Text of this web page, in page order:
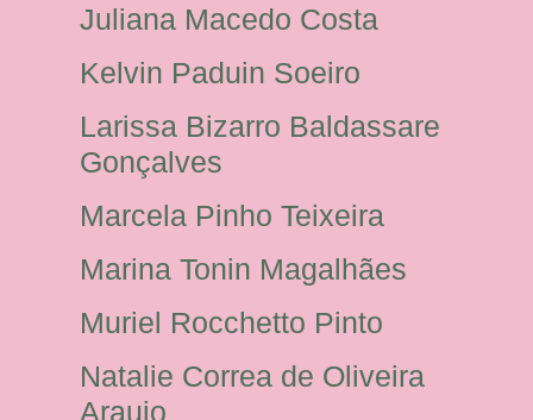
Juliana Macedo Costa
Kelvin Paduin Soeiro
Larissa Bizarro Baldassare
Gonçalves
Marcela Pinho Teixeira
Marina Tonin Magalhães
Muriel Rocchetto Pinto
Natalie Correa de Oliveira
Araujo